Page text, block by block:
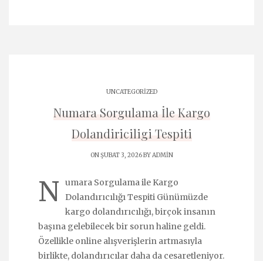
UNCATEGORIZED
Numara Sorgulama İle Kargo
Dolandiriciligi Tespiti
ON ŞUBAT 3, 2026 BYADMIN
N
umara Sorgulama ile Kargo
Dolandırıcılığı Tespiti Günümüzde
kargo dolandırıcılığı, birçok insanın
başına gelebilecek bir sorun haline geldi.
Özellikle online alışverişlerin artmasıyla
birlikte, dolandırıcılar daha da cesaretleniyor.